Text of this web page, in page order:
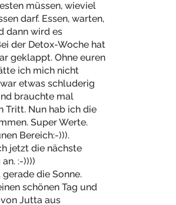
müssen, wieviel
darf. Essen, warten,
dann wird es
der Detox-Woche hat
geklappt. Ohne euren
ich mich nicht
etwas schluderig
brauchte mal
Tritt. Nun hab ich die
Super Werte.
Bereich:-))).
jetzt die nächste
:-))))
die Sonne.
schönen Tag und
Jutta aus